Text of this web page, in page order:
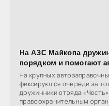
На АЗС Майкопа
порядком и помогают
На крупных
фиксируются очереди за
дружинники отряда
правоохранительным